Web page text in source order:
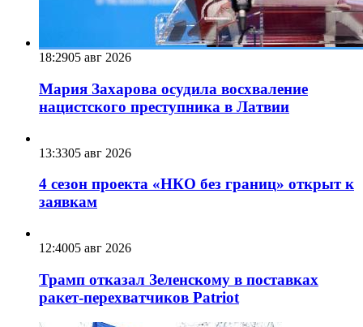
18:2905 авг 2026
Мария Захарова осудила восхваление
нацистского преступника в Латвии
13:3305 авг 2026
4 сезон проекта «НКО без границ» открыт к
заявкам
12:4005 авг 2026
Трамп отказал Зеленскому в поставках
ракет-перехватчиков Patriot